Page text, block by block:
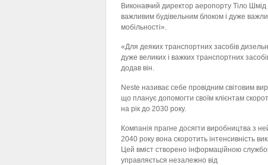
Виконавчий директор аеропорту Тіло
важливим будівельним блоком і дуже
мобільності».
«Для деяких транспортних засобів
дуже великих і важких транспортних
додав він.
Neste називає себе провідним світовим
що планує допомогти своїм клієнтам
на рік до 2030 року.
Компанія прагне досягти виробництва з
2040 року вона скоротить інтенсивність
Цей вміст створено інформаційною
управляється незалежно від